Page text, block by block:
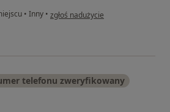
• Inny • w opinii użytkownika Robert
zgłoś nadużycie
telefonu zweryfikowany